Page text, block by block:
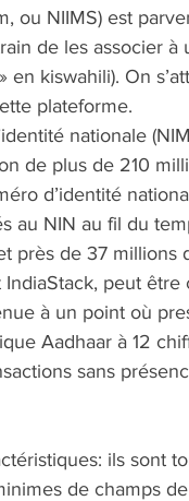
ou NIIMS) est
de les associer
en kiswahili). On
plateforme.
nationale
de plus de 210
d’identité
au NIN au fil du
près de 37 millions
peut
à un point où
Aadhaar à 12
sans
ils sont
de champs